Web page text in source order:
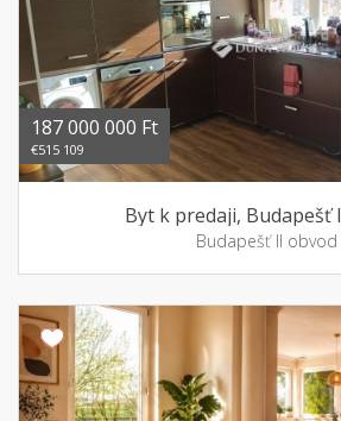
187 000 000 Ft
€515 109
Byt k predaji, Budapešť
Budapešť II obvod